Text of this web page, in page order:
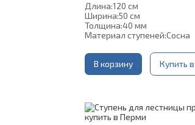
Длина:120 см
Ширина:50 см
Толщина:40 мм
Материал ступеней:Сосна
В корзину Купить